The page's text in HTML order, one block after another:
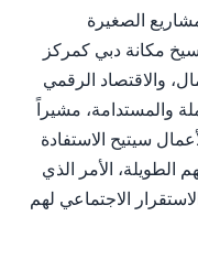
الصغيرة
مكانة دبي كمركز
والاقتصاد الرقمي
والمستدامة، مشيراً
سيتيح الاستفادة
الطويلة، الأمر الذي
الاجتماعي لهم